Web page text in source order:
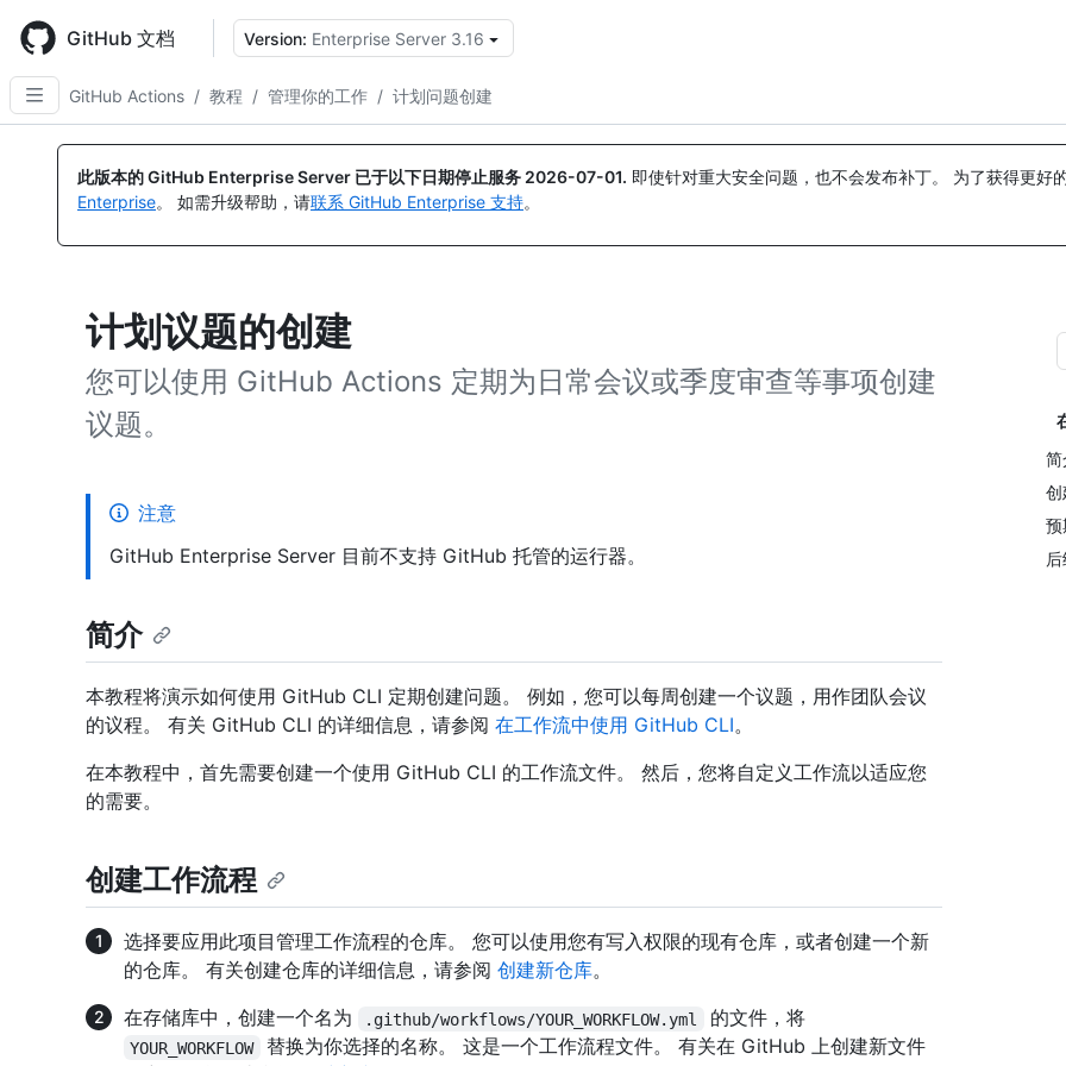
main
content
GitHub 文档 Version: Enterprise Server 3.16
GitHub Actions / 教程 / 管理你的工作 / 计划问题创建
此版本的 GitHub Enterprise Server 已于以下日期停止服务 2026-07-01. 即使针对重大安全问题，也不会发布补丁。 为了获得更好
Enterprise。 如需升级帮助，请联系 GitHub Enterprise 支持。
计划议题的创建
您可以使用 GitHub Actions 定期为日常会议或季度审查等事项创建
议题。
简
创
预
注意
GitHub Enterprise Server 目前不支持 GitHub 托管的运行器。
简介
本教程将演示如何使用 GitHub CLI 定期创建问题。 例如，您可以每周创建一个议题，用作团队会议
的议程。 有关 GitHub CLI 的详细信息，请参阅 在工作流中使用 GitHub CLI。
在本教程中，首先需要创建一个使用 GitHub CLI 的工作流文件。 然后，您将自定义工作流以适应您
的需要。
创建工作流程
选择要应用此项目管理工作流程的仓库。 您可以使用您有写入权限的现有仓库，或者创建一个新
的仓库。 有关创建仓库的详细信息，请参阅 创建新仓库。
在存储库中，创建一个名为
.github/workflows/YOUR_WORKFLOW.yml 的文件，将
YOUR_WORKFLOW
替换为你选择的名称。 这是一个工作流程文件。 有关在 GitHub 上创建新文件